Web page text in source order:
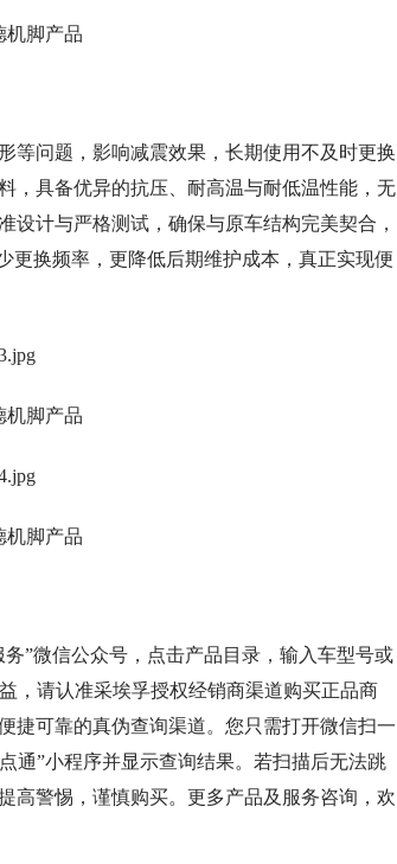
机脚产品
问题，影响减震效果，长期使用不及时更换
，具备优异的抗压、耐高温与耐低温性能，无
计与严格测试，确保与原车结构完美契合，
更换频率，更降低后期维护成本，真正实现便
机脚产品
机脚产品
微信公众号，点击产品目录，输入车型号或
，请认准采埃孚授权经销商渠道购买正品商
捷可靠的真伪查询渠道。您只需打开微信扫一
通”小程序并显示查询结果。若扫描后无法跳
高警惕，谨慎购买。更多产品及服务咨询，欢